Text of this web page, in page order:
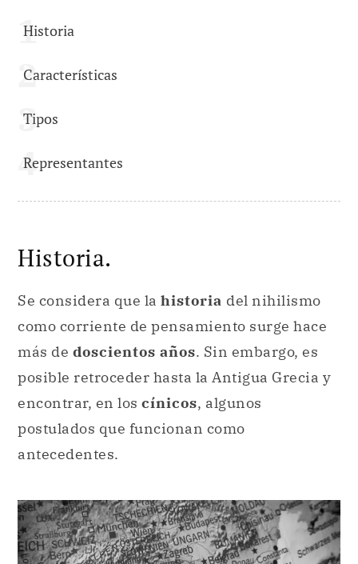
Historia
Características
Tipos
Representantes
Historia.
Se considera que la historia del nihilismo
como corriente de pensamiento surge hace
más de doscientos años. Sin embargo, es
posible retroceder hasta la Antigua Grecia y
encontrar, en los cínicos, algunos
postulados que funcionan como
antecedentes.